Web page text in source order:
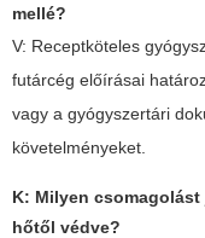
mellé?
V: Receptköteles
futárcég előírásai
vagy a gyógyszertári
követelményeket.
K: Milyen
hőtől védve?